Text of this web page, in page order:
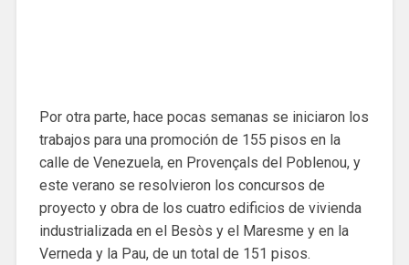
Por otra parte, hace pocas semanas se iniciaron los
trabajos para una promoción de 155 pisos en la
calle de Venezuela, en Provençals del Poblenou, y
este verano se resolvieron los concursos de
proyecto y obra de los cuatro edificios de vivienda
industrializada en el Besòs y el Maresme y en la
Verneda y la Pau, de un total de 151 pisos.